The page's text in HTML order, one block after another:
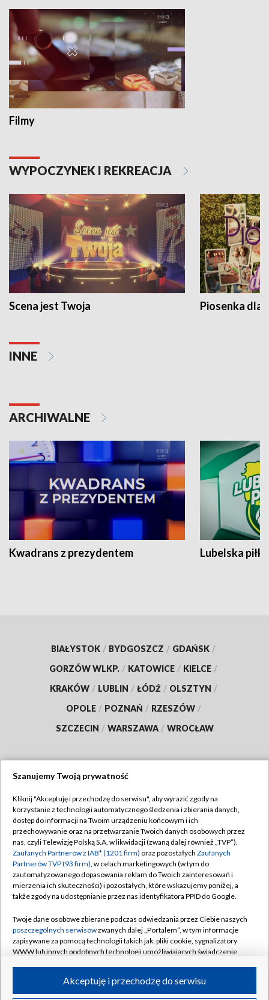
Filmy
WYPOCZYNEK I REKREACJA
Scena jest Twoja Piosenka dla
INNE
ARCHIWALNE
Kwadrans z prezydentem Lubelska piłka
BIAŁYSTOK / BYDGOSZCZ / GDAŃSK /
GORZÓW WLKP. / KATOWICE / KIELCE /
KRAKÓW / LUBLIN / ŁÓDŹ / OLSZTYN /
OPOLE / POZNAŃ / RZESZÓW /
SZCZECIN / WARSZAWA / WROCŁAW
TVP
Abonament TVP
Emisja w TVP
Centrum informacji TVP
Naziemna Telewizja Cyfrowa
Rada Programowa
System NOS
Informacje o nadawcy
Program dla prasy
Regulamin TVP
Polityka prywatności
Moje zgody
Pomoc
Kontakt
Kanały
Szanujemy Twoją prywatność
Kliknij "Akceptuję i przechodzę do serwisu", aby wyrazić zgody na
korzystanie z technologii automatycznego śledzenia i zbierania danych,
dostęp do informacji na Twoim urządzeniu końcowym i ich
przechowywanie oraz na przetwarzanie Twoich danych osobowych przez
nas, czyli Telewizję Polską S.A. w likwidacji (zwaną dalej również „TVP”),
Zaufanych Partnerów z IAB* (1201 firm) oraz pozostałych Zaufanych
Partnerów TVP (93 firm), w celach marketingowych (w tym do
zautomatyzowanego dopasowania reklam do Twoich zainteresowań i
mierzenia ich skuteczności) i pozostałych, które wskazujemy poniżej, a
także zgody na udostępnianie przez nas identyfikatora PPID do Google.
Twoje dane osobowe zbierane podczas odwiedzania przez Ciebie naszych
poszczególnych serwisówzwanych dalej „Portalem”, w tym informacje
zapisywane za pomocą technologii takich jak: pliki cookie, sygnalizatory
WWW lub innych podobnych technologii umożliwiających świadczenie
ruchu w Internecie.Akceptuję i przechodzę do serwisu